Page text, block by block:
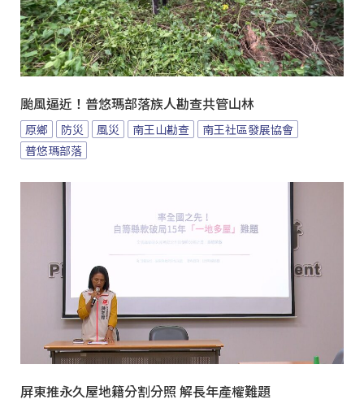
颱風逼近！普悠瑪部落族人勘查共管山林
原鄉 防災 風災 南王山勘查
南王社區發展協會
普悠瑪部落
屏東推永久屋地籍分割分照 解長年產權難題